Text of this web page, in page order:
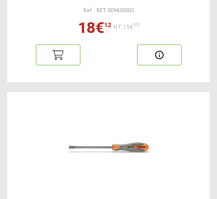
Ref : BET 009430003
18€12 HT:15€10